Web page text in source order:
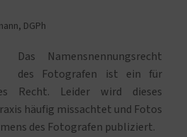
DGPh
Das Namensnennungsrecht
des Fotografen ist ein für
Recht. Leider wird dieses
häufig missachtet und Fotos
des Fotografen publiziert.